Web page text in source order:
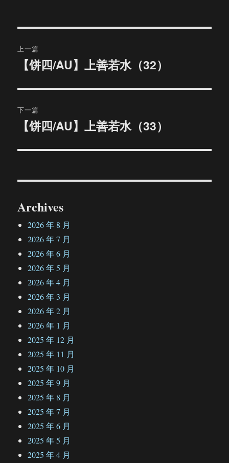
章
航
上一篇
文
章：
【饼四/AU】上善若水（32）
下一篇
文
【饼四/AU】上善若水（33）
Archives
2026 年 8 月
2026 年 7 月
2026 年 6 月
2026 年 5 月
2026 年 4 月
2026 年 3 月
2026 年 2 月
2026 年 1 月
2025 年 12 月
2025 年 11 月
2025 年 10 月
2025 年 9 月
2025 年 8 月
2025 年 7 月
2025 年 6 月
2025 年 5 月
2025 年 4 月